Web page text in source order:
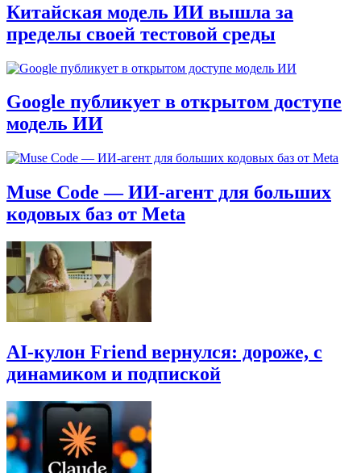
Китайская модель ИИ вышла за
пределы своей тестовой среды
Google публикует в открытом доступе
модель ИИ
Muse Code — ИИ-агент для больших
кодовых баз от Meta
AI‑кулон Friend вернулся: дороже, с
динамиком и подпиской